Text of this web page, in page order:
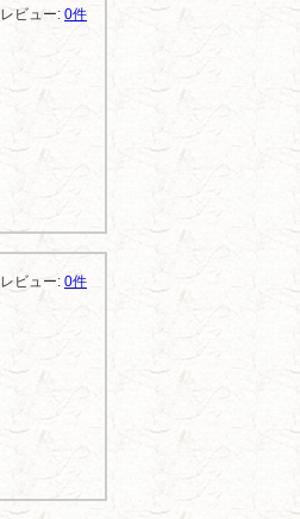
レビュー: 0件
レビュー: 0件